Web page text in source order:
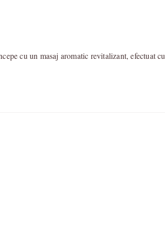
cu un masaj aromatic revitalizant, efectuat cu